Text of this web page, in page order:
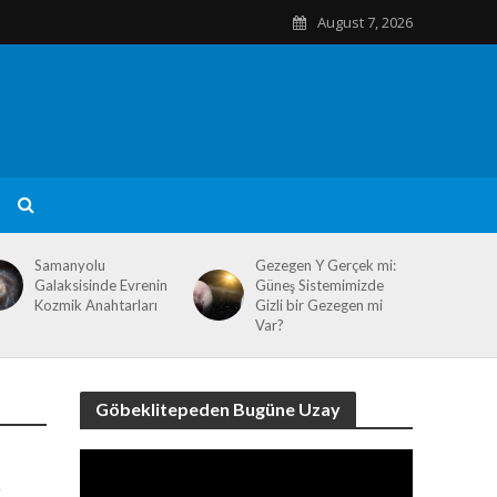
August 7, 2026
Samanyolu
Galaksisinde Evrenin
Kozmik Anahtarları
Gezegen Y Gerçek mi:
Güneş Sistemimizde
Gizli bir Gezegen mi
Var?
Göbeklitepeden Bugüne Uzay